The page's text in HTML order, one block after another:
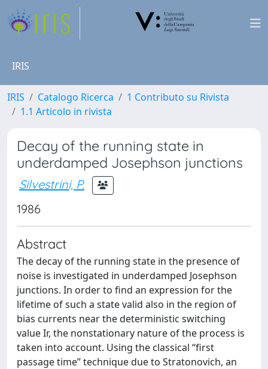
IRIS
IRIS Catalogo Ricerca
1 Contributo su Rivista
1.1 Articolo in rivista
Decay of the running state in
underdamped Josephson junctions
Silvestrini, P.
1986
Abstract
The decay of the running state in the presence of
noise is investigated in underdamped Josephson
junctions. In order to find an expression for the
lifetime of such a state valid also in the region of
bias currents near the deterministic switching
value Ir, the nonstationary nature of the process is
taken into account. Using the classical ‘‘first
passage time’’ technique due to Stratonovich, an